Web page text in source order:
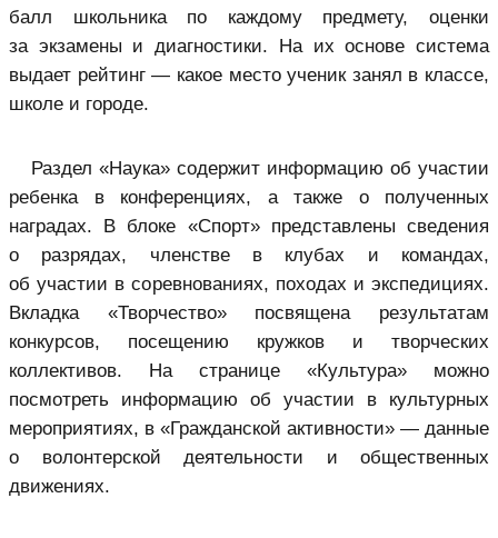
балл школьника по каждому предмету, оценки
за экзамены и диагностики. На их основе система
выдает рейтинг — какое место ученик занял в классе,
школе и городе.
Раздел «Наука» содержит информацию об участии
ребенка в конференциях, а также о полученных
наградах. В блоке «Спорт» представлены сведения
о разрядах, членстве в клубах и командах,
об участии в соревнованиях, походах и экспедициях.
Вкладка «Творчество» посвящена результатам
конкурсов, посещению кружков и творческих
коллективов. На странице «Культура» можно
посмотреть информацию об участии в культурных
мероприятиях, в «Гражданской активности» — данные
о волонтерской деятельности и общественных
движениях.